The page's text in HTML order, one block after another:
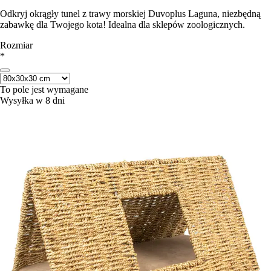
Odkryj okrągły tunel z trawy morskiej Duvoplus Laguna, niezbędną
zabawkę dla Twojego kota! Idealna dla sklepów zoologicznych.
Rozmiar
*
To pole jest wymagane
Wysyłka w 8 dni